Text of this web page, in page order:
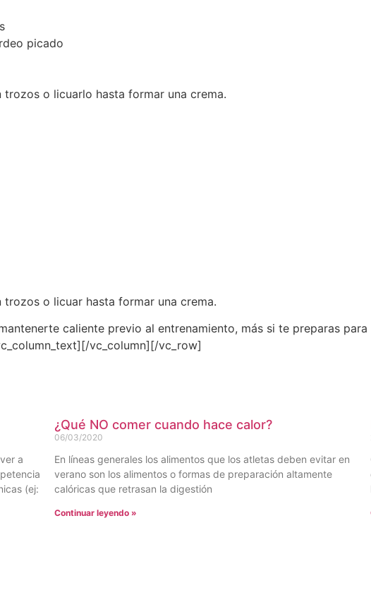
picado
o licuarlo hasta formar una crema.
o licuar hasta formar una crema.
caliente previo al entrenamiento, más si te preparas
vc_column][/vc_row]
a
(ej:
¿Qué NO comer cuando hace calor?
06/03/2020
En líneas generales los alimentos que los atletas deben evitar en
verano son los alimentos o formas de preparación altamente
calóricas que retrasan la digestión
Continuar leyendo »